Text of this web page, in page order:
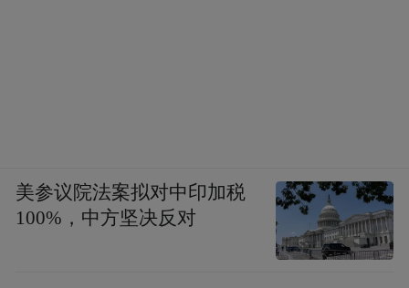
美参议院法案拟对中印加税
100%，中方坚决反对